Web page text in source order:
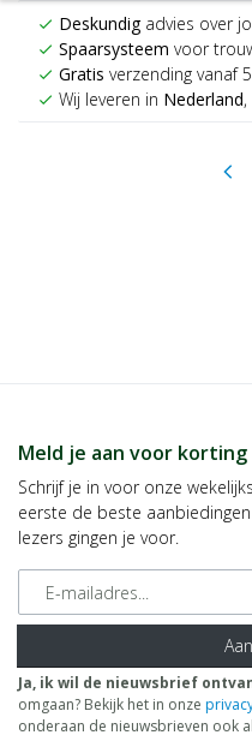
check Deskundigadvies over
check Spaarsysteem voor
check Gratis verzending vanaf
check Wij leveren in Nederland,
arrow_back_ios
Meld je aan voor korting
Schrijf je in voor onze
eerste de beste
lezers gingen je voor.
E-mailadres
Ja, ik wil de nieuwsbrief
omgaan? Bekijk het in onze
onderaan de nieuwsbrieven ook